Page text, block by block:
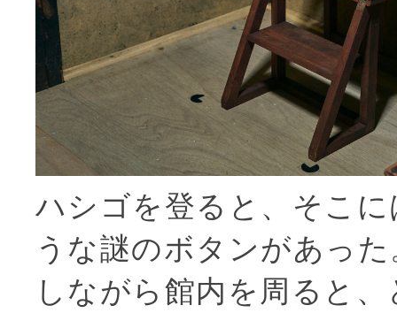
ハシゴを登ると、そこ
うな謎のボタンがあっ
しながら館内を周ると